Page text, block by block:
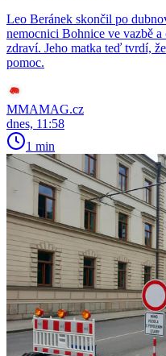
Leo Beránek skončil po
nemocnici Bohnice ve vazbě
zdraví. Jeho matka teď tvrdí,
pomoc.
MMAMAG.cz
dnes, 11:58
1 min